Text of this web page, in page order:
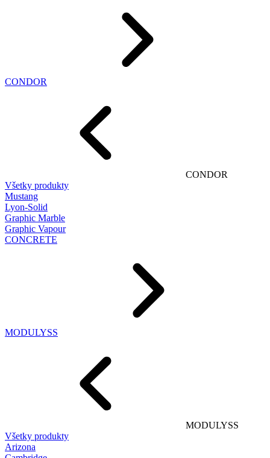
CONDOR
CONDOR
Všetky produkty
Mustang
Lyon-Solid
Graphic Marble
Graphic Vapour
CONCRETE
MODULYSS
MODULYSS
Všetky produkty
Arizona